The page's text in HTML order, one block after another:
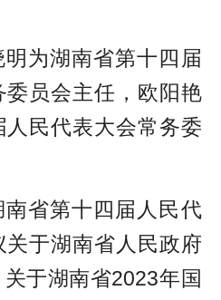
为湖南省第十四届
委员会主任，欧阳艳
民代表大会常务委
省第十四届人民代
于湖南省人民政府
于湖南省2023年国